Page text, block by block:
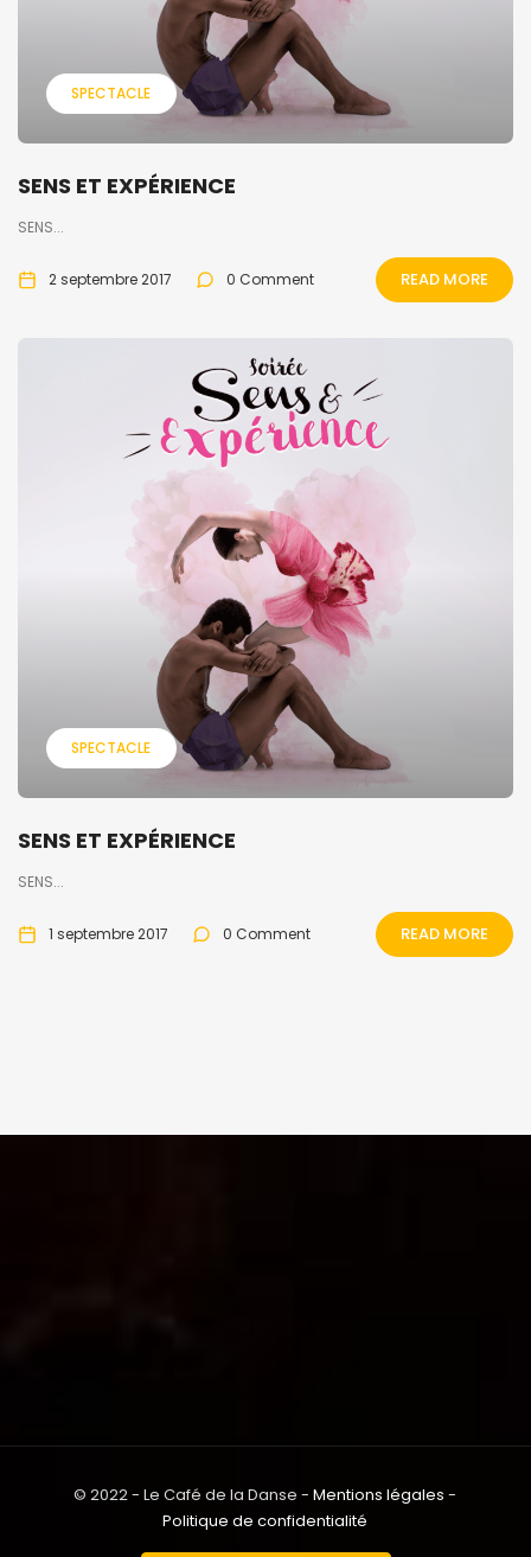
SPECTACLE
SENS ET EXPÉRIENCE
SENS...
2 septembre 2017 0 Comment READ MORE
SPECTACLE
SENS ET EXPÉRIENCE
SENS...
1 septembre 2017 0 Comment READ MORE
© 2022 - Le Café de la Danse -Mentions légales -
Politique de confidentialité